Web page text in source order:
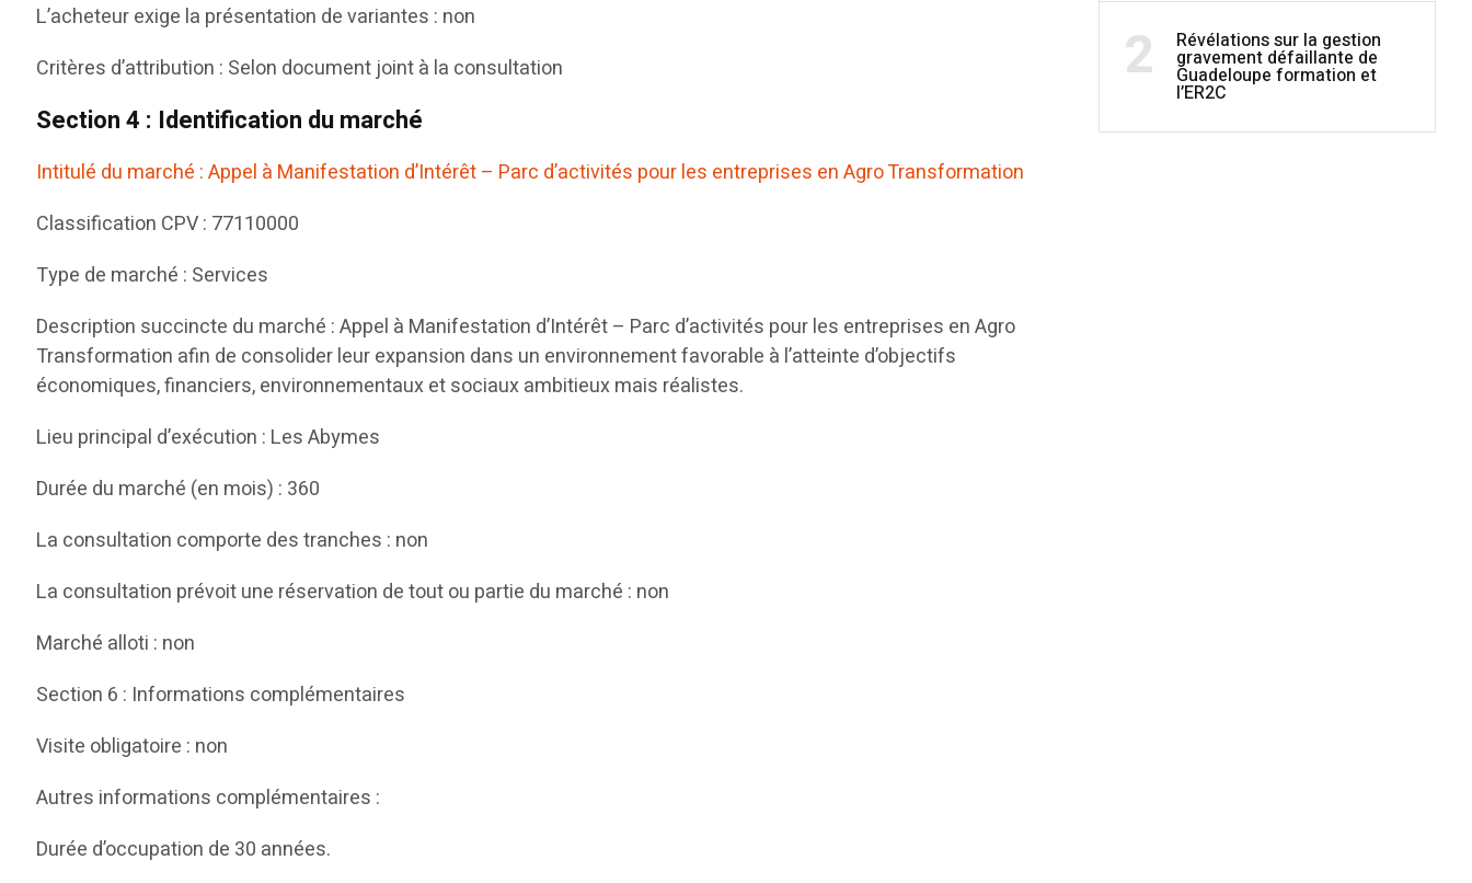
L’acheteur exige la présentation de variantes : non
Critères d’attribution : Selon document joint à la consultation
Section 4 : Identification du marché
Intitulé du marché : Appel à Manifestation d’Intérêt – Parc d’activités pour les entreprises en Agro Transformation
Classification CPV : 77110000
Type de marché : Services
Description succincte du marché : Appel à Manifestation d’Intérêt – Parc d’activités pour les entreprises en Agro
Transformation afin de consolider leur expansion dans un environnement favorable à l’atteinte d’objectifs
économiques, financiers, environnementaux et sociaux ambitieux mais réalistes.
Lieu principal d’exécution : Les Abymes
Durée du marché (en mois) : 360
La consultation comporte des tranches : non
La consultation prévoit une réservation de tout ou partie du marché : non
Marché alloti : non
Section 6 : Informations complémentaires
Visite obligatoire : non
Autres informations complémentaires :
Durée d’occupation de 30 années.
2 Révélations sur la gestion
gravement défaillante de
Guadeloupe formation et
l’ER2C